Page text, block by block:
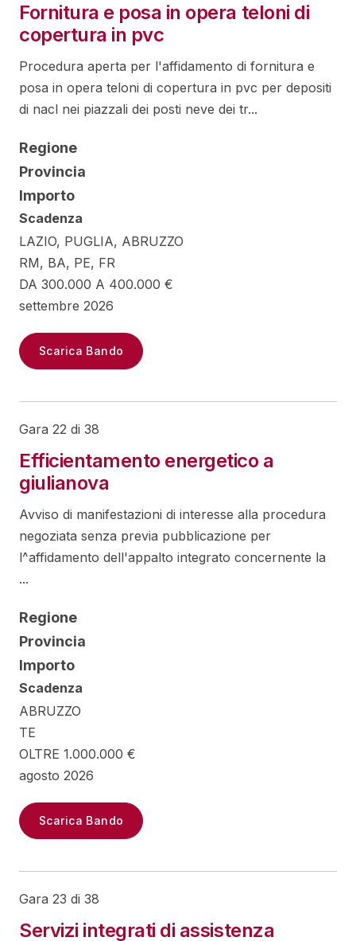
Fornitura e posa in opera teloni di
copertura in pvc
Procedura aperta per l'affidamento di fornitura e
posa in opera teloni di copertura in pvc per depositi
di nacl nei piazzali dei posti neve dei tr...
Regione
Provincia
Importo
Scadenza
LAZIO, PUGLIA, ABRUZZO
RM, BA, PE, FR
DA 300.000 A 400.000 €
settembre 2026
Scarica Bando
Gara 22 di 38
Efficientamento energetico a
giulianova
Avviso di manifestazioni di interesse alla procedura
negoziata senza previa pubblicazione per
l^affidamento dell'appalto integrato concernente la
...
Regione
Provincia
Importo
Scadenza
ABRUZZO
TE
OLTRE 1.000.000 €
agosto 2026
Scarica Bando
Gara 23 di 38
Servizi integrati di assistenza